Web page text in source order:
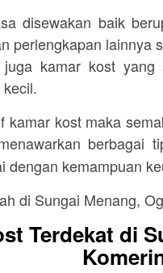
disewakan baik
perlengkapan lainnya
kamar kost yang
kamar kost maka
berbagai
dengan kemampuan
Terdekat di